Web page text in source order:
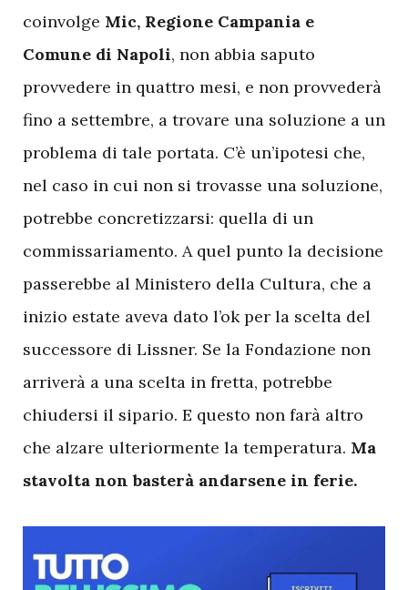
coinvolge Mic, Regione Campania e
Comune di Napoli, non abbia saputo
provvedere in quattro mesi, e non provvederà
fino a settembre, a trovare una soluzione a un
problema di tale portata. C’è un’ipotesi che,
nel caso in cui non si trovasse una soluzione,
potrebbe concretizzarsi: quella di un
commissariamento. A quel punto la decisione
passerebbe al Ministero della Cultura, che a
inizio estate aveva dato l’ok per la scelta del
successore di Lissner. Se la Fondazione non
arriverà a una scelta in fretta, potrebbe
chiudersi il sipario. E questo non farà altro
che alzare ulteriormente la temperatura. Ma
stavolta non basterà andarsene in ferie.